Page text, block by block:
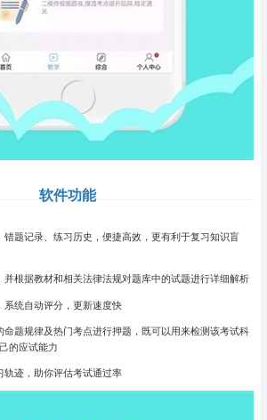
软件功能
题记录、练习历史，便捷高效，更有利于复习知识盲
根据教材和相关法律法规对题库中的试题进行详细解析
统自动评分，更新速度快
题规律及热门考点进行押题，既可以用来检测该考试科
的应试能力
迹，助你评估考试通过率